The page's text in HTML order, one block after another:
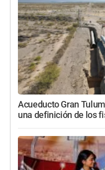
Acueducto Gran
una definición de los